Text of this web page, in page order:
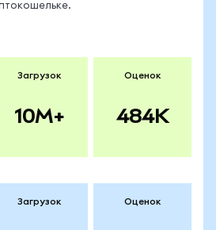
Загрузок
10M+
Оценок
484K
Загрузок Оценок